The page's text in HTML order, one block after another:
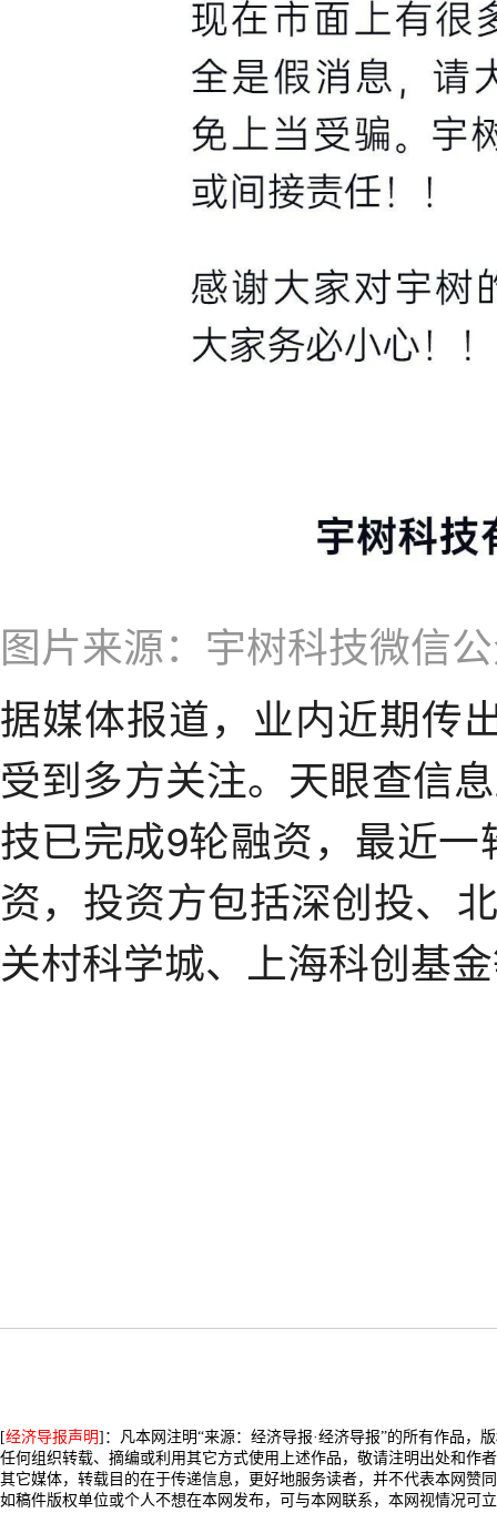
图片来源：宇树科技微信
据媒体报道，业内近期传
受到多方关注。天眼查信
技已完成9轮融资，最近
资，投资方包括深创投、
关村科学城、上海科创基
[经济导报声明]：凡本网注明“来源：经济导报·经济导报”的所有作品，
任何组织转载、摘编或利用其它方式使用上述作品，敬请注明出处和作
其它媒体，转载目的在于传递信息，更好地服务读者，并不代表本网赞
如稿件版权单位或个人不想在本网发布，可与本网联系，本网视情况可